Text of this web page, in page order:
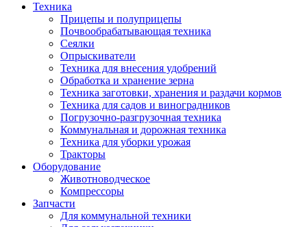
Техника
Прицепы и полуприцепы
Почвообрабатывающая техника
Сеялки
Опрыскиватели
Техника для внесения удобрений
Обработка и хранение зерна
Техника заготовки, хранения и раздачи кормов
Техника для садов и виноградников
Погрузочно-разгрузочная техника
Коммунальная и дорожная техника
Техника для уборки урожая
Тракторы
Оборудование
Животноводческое
Компрессоры
Запчасти
Для коммунальной техники